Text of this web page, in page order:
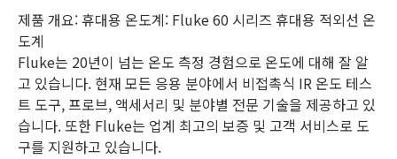
제품 개요: 휴대용 온도계: Fluke 60 시리즈 휴대용 적외선 온
도계
Fluke는 20년이 넘는 온도 측정 경험으로 온도에 대해 잘 알
고 있습니다. 현재 모든 응용 분야에서 비접촉식 IR 온도 테스
트 도구, 프로브, 액세서리 및 분야별 전문 기술을 제공하고 있
습니다. 또한 Fluke는 업계 최고의 보증 및 고객 서비스로 도
구를 지원하고 있습니다.